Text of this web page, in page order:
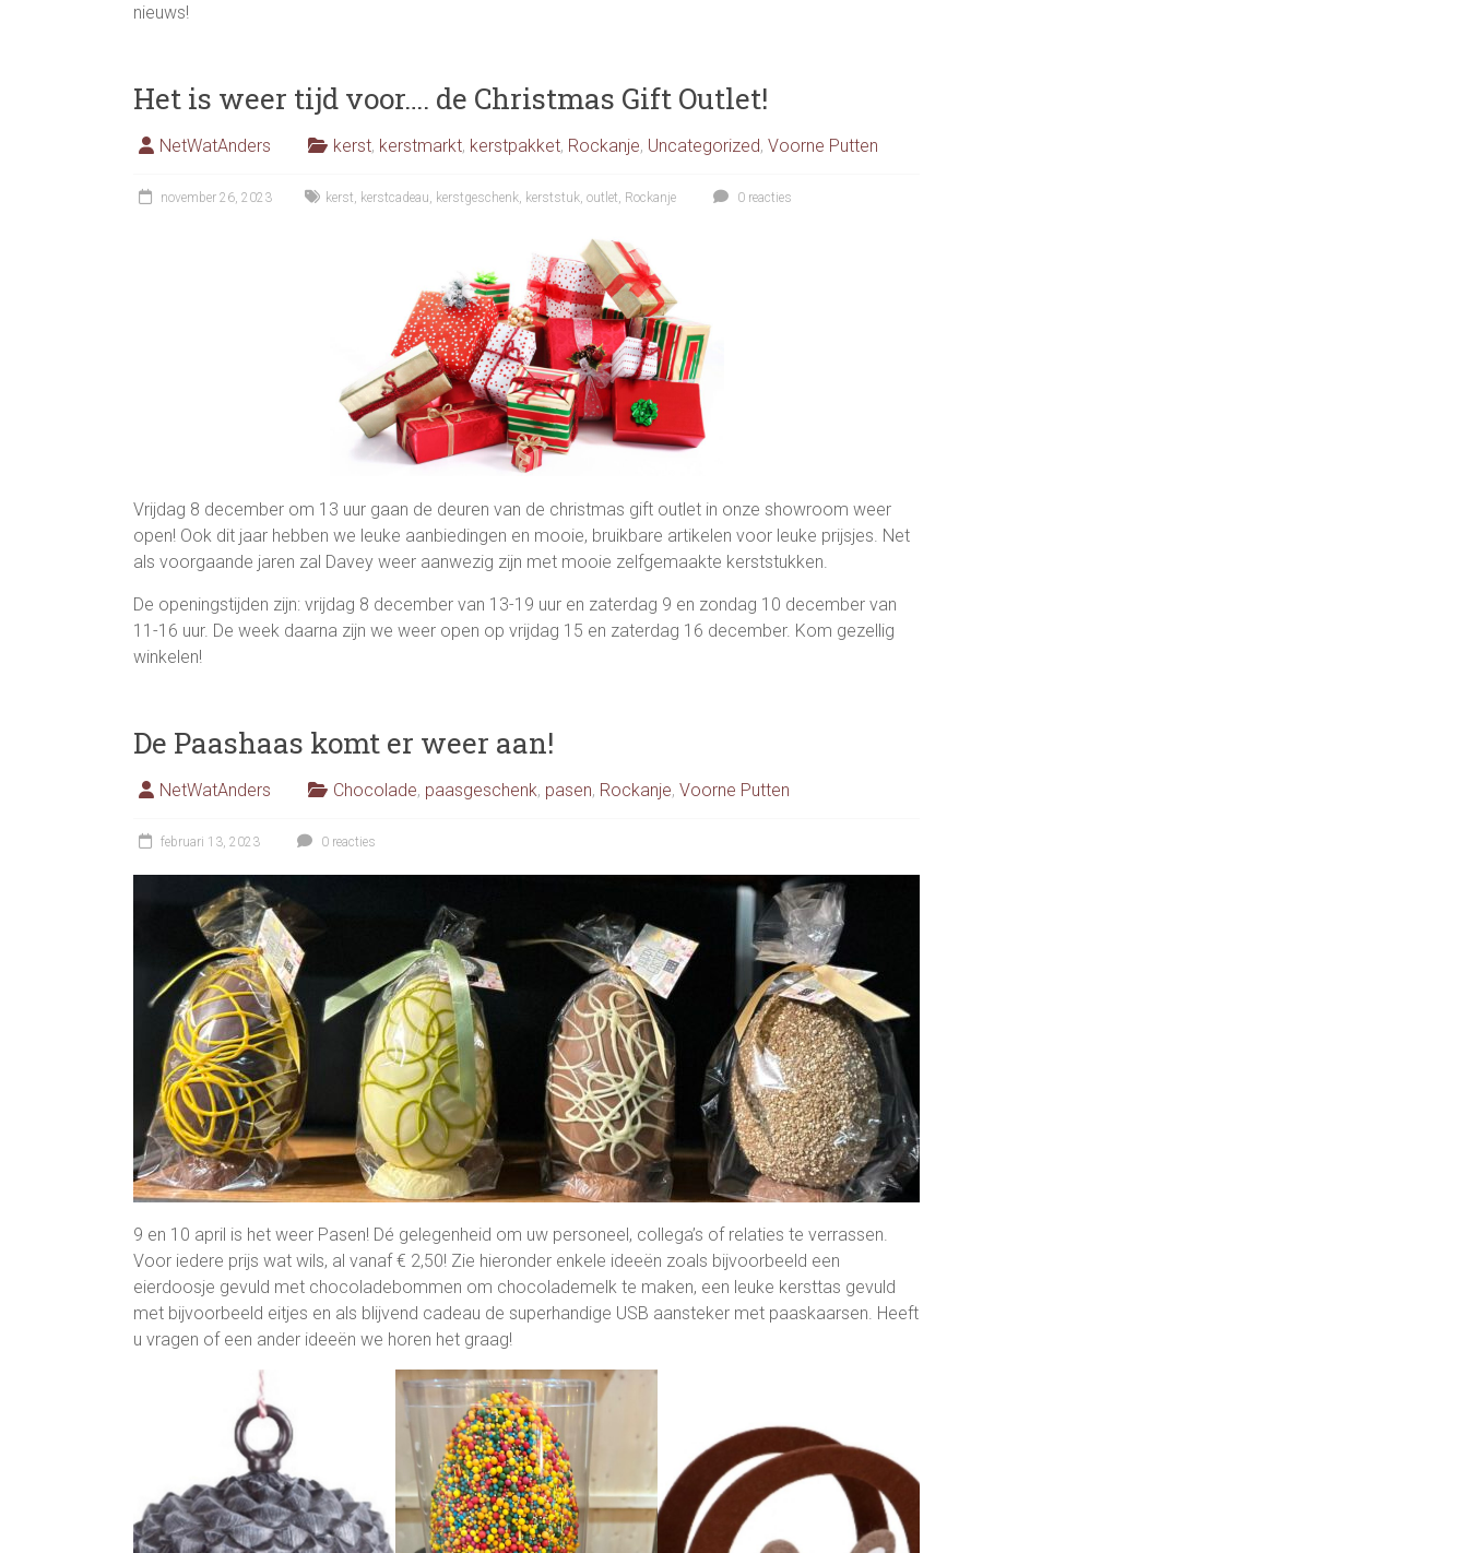
nieuws!
Het is weer tijd voor…. de Christmas Gift Outlet!
NetWatAnders kerst, kerstmarkt, kerstpakket, Rockanje, Uncategorized, Voorne Putten
november 26, 2023 kerst kerstcadeau kerstgeschenk kerststuk outlet Rockanje 0 reacties
Vrijdag 8 december om 13 uur gaan de deuren van de christmas gift outlet in onze showroom weer
open! Ook dit jaar hebben we leuke aanbiedingen en mooie, bruikbare artikelen voor leuke prijsjes. Net
als voorgaande jaren zal Davey weer aanwezig zijn met mooie zelfgemaakte kerststukken.
De openingstijden zijn: vrijdag 8 december van 13-19 uur en zaterdag 9 en zondag 10 december van
11-16 uur. De week daarna zijn we weer open op vrijdag 15 en zaterdag 16 december. Kom gezellig
winkelen!
De Paashaas komt er weer aan!
NetWatAnders Chocolade, paasgeschenk, pasen, Rockanje, Voorne Putten
februari 13, 2023 0 reacties
9 en 10 april is het weer Pasen! Dé gelegenheid om uw personeel, collega’s of relaties te verrassen.
Voor iedere prijs wat wils, al vanaf € 2,50! Zie hieronder enkele ideeën zoals bijvoorbeeld een
eierdoosje gevuld met chocoladebommen om chocolademelk te maken, een leuke kersttas gevuld
met bijvoorbeeld eitjes en als blijvend cadeau de superhandige USB aansteker met paaskaarsen. Heeft
u vragen of een ander ideeën we horen het graag!